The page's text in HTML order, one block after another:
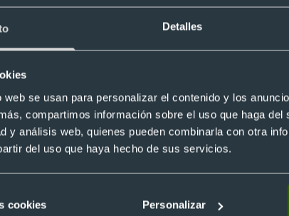
Detalles
se usan para personalizar el contenido y los
compartimos información sobre el uso que haga
y análisis web, quienes pueden combinarla con otra
del uso que haya hecho de sus servicios.
cookies Personalizar
para merchandising
Auriculares gaming
luces LED multicolor
Ref. 8821947